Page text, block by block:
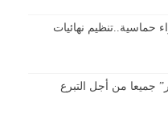
حماسية..تنظيم نهائيات
جميعا من أجل التبرع